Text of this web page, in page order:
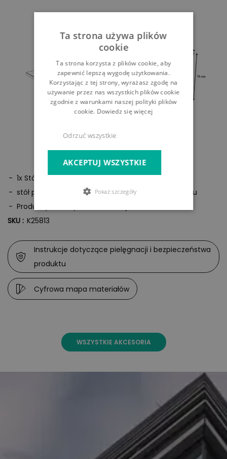
1x Stół rozkładany
stół przeznaczony jest do samodzielnego montażu
Produkt podobny do wizualizacji
SKU : K25813
Instrukcje dotyczące pielęgnacji i bezpieczeństwa
produktu
Cyfrowa mapa materiałów
WSZYSTKIE AKCESORIA
Ta strona używa plików
cookie
Ta strona korzysta z plików cookie, aby
zapewnić lepszą wygodę użytkowania.
Korzystając z tej strony, wyrażasz zgodę na
używanie przez nas wszystkich plików cookie
zgodnie z warunkami naszej polityki plików
cookie. Dowiedz się więcej
AKCEPTUJ WSZYSTKIE
Odrzuć wszystkie
Pokaż szczegóły